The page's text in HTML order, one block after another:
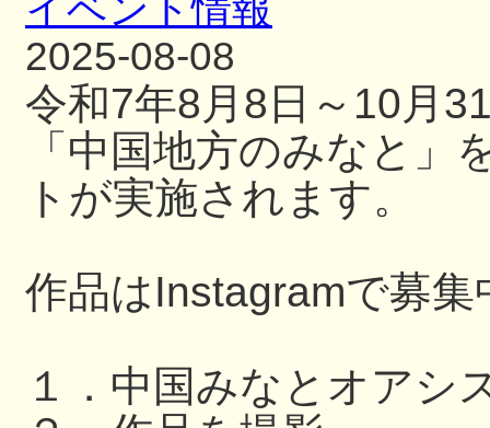
イベント情報
2025-08-08
令和7年8月8日～10月
「中国地方のみなと
トが実施されます。
作品はInstagramで募集
１．中国みなとオアシ